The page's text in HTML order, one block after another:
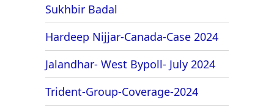
Sukhbir Badal
Hardeep Nijjar-Canada-Case 2024
Jalandhar- West Bypoll- July 2024
Trident-Group-Coverage-2024